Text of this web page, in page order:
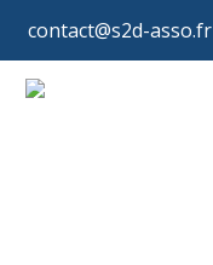
contact@s2d-asso.fr